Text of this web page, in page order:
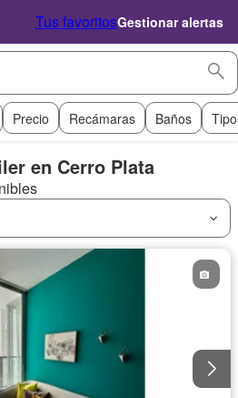
Tus favoritosGestionar alertas
Precio Recámaras Baños
en Cerro Plata